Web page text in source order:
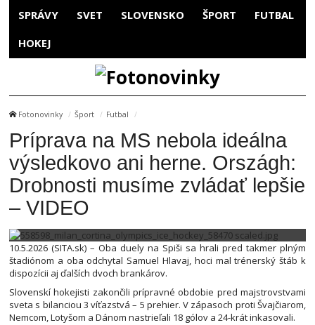
SPRÁVY SVET SLOVENSKO ŠPORT FUTBAL
HOKEJ
Fotonovinky Šport Futbal
Príprava na MS nebola ideálna
výsledkovo ani herne. Országh:
Drobnosti musíme zvládať lepšie
– VIDEO
10.5.2026 (SITA.sk) – Oba duely na Spiši sa hrali pred takmer plným
štadiónom a oba odchytal Samuel Hlavaj, hoci mal trénerský štáb k
dispozícii aj ďalších dvoch brankárov.
Slovenskí hokejisti zakončili prípravné obdobie pred majstrovstvami
sveta s bilanciou 3 víťazstvá – 5 prehier. V zápasoch proti Švajčiarom,
Nemcom, Lotyšom a Dánom nastrieľali 18 gólov a 24-krát inkasovali.